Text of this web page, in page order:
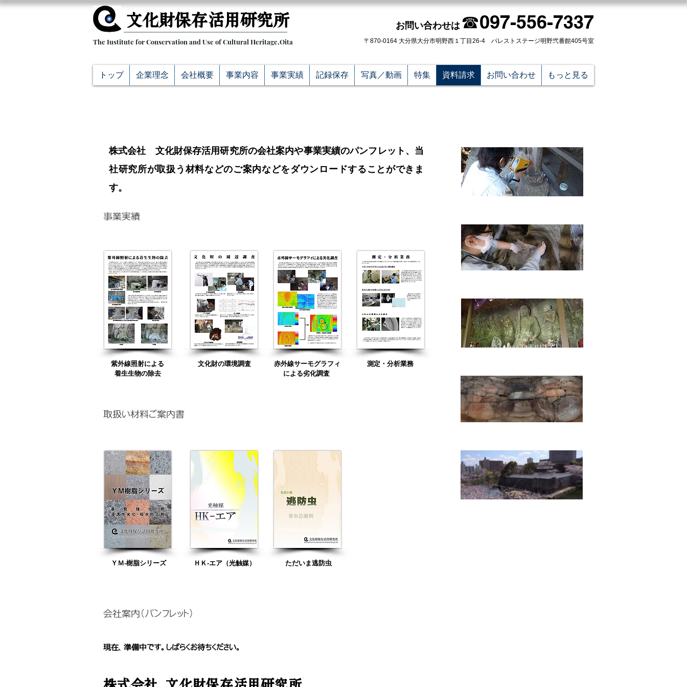
文化財保存活用研究所​
The Iustitute for Conservation and Use of Cultural Heritage,Oita
​お問い合わせは ☎097-556-7337
〒870-0164 大分県大分市明野西１丁目26-4 パレストステージ明野弐番館405号室
トップ 企業理念 会社概要 事業内容 事業実績 記録保存 写真／動画 特集 資料請求 お問い合わせ もっと見る
株式会社 文化財保存活用研究所の会社案内や事業実績のパンフレット、当
社研究所が取扱う材料などのご案内などをダウンロードすることができま
す。
事業実績
紫外線照射による
着生生物の除去
文化財の環境調査
赤外線サーモグラフィ
による劣化調査
測定・分析業務
取扱い材料ご案内書
ＹＭ-樹脂シリーズ ＨＫ-エア（光触媒） ただいま逃防虫
会社案内（パンフレット）
現在、準備中です。しばらくお待ちください。